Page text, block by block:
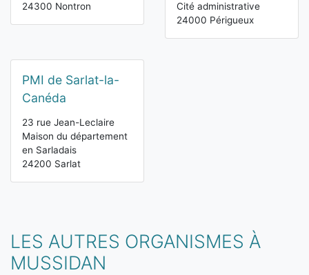
24300 Nontron
Cité administrative
24000 Périgueux
PMI de Sarlat-la-
Canéda
23 rue Jean-Leclaire
Maison du département
en Sarladais
24200 Sarlat
LES AUTRES ORGANISMES À
MUSSIDAN